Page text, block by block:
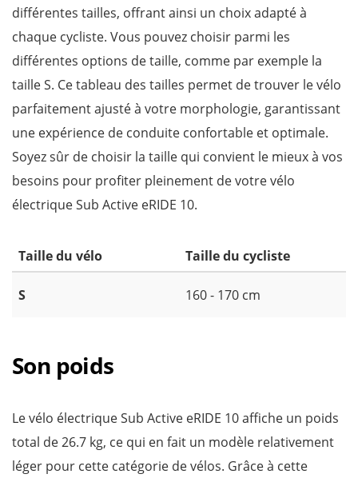
différentes tailles, offrant ainsi un choix adapté à
chaque cycliste. Vous pouvez choisir parmi les
différentes options de taille, comme par exemple la
taille S. Ce tableau des tailles permet de trouver le vélo
parfaitement ajusté à votre morphologie, garantissant
une expérience de conduite confortable et optimale.
Soyez sûr de choisir la taille qui convient le mieux à vos
besoins pour profiter pleinement de votre vélo
électrique Sub Active eRIDE 10.
Taille du vélo Taille du cycliste
S 160 - 170 cm
Son poids
Le vélo électrique Sub Active eRIDE 10 affiche un poids
total de 26.7 kg, ce qui en fait un modèle relativement
léger pour cette catégorie de vélos. Grâce à cette